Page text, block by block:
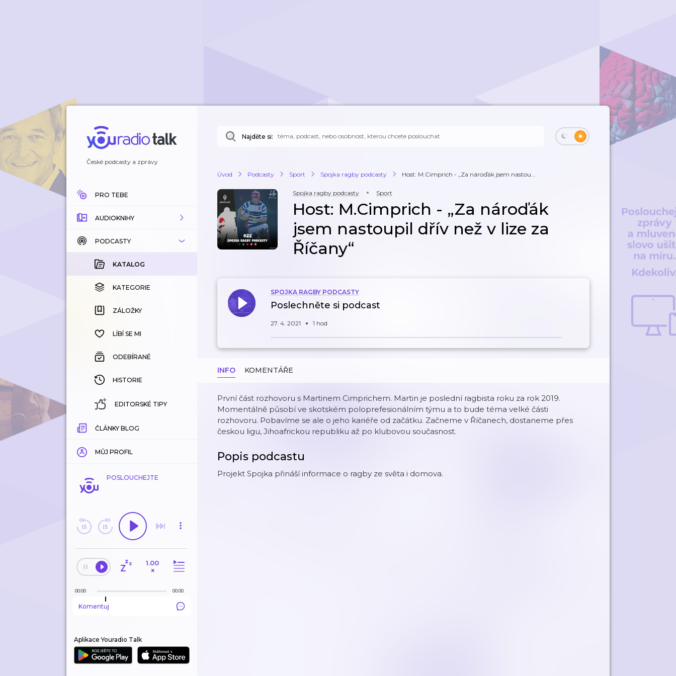
České podcasty a zprávy
PRO TEBE
AUDIOKNIHY
KATALOG
KOUPENÉ
KATEGORIE
ZÁLOŽKY
HISTORIE
PODCASTY
KATALOG
KATEGORIE
ZÁLOŽKY
LÍBÍ SE MI
ODEBÍRANÉ
HISTORIE
EDITORSKÉ TIPY
ČLÁNKY BLOG
MŮJ PROFIL
POSLOUCHEJTE
1.00
×
00:00 00:00
Komentuj
Aplikace Youradio Talk
Najděte si:
Úvod Podcasty Sport Spojka ragby podcasty Host: M.Cimprich - „Za nároďák jsem nastou...
Spojka ragby podcasty Sport
Host: M.Cimprich - „Za nároďák
jsem nastoupil dřív než v lize za
Říčany“
SPOJKA RAGBY PODCASTY
Poslechněte si podcast
27. 4. 2021 1 hod
INFO KOMENTÁŘE
První část rozhovoru s Martinem Cimprichem. Martin je poslední ragbista roku za rok 2019.
Momentálně působí ve skotském poloprefesionálním týmu a to bude téma velké části
rozhovoru. Pobavíme se ale o jeho kariéře od začátku. Začneme v Říčanech, dostaneme přes
českou ligu, Jihoafrickou republiku až po klubovou současnost.
Popis podcastu
Projekt Spojka přináší informace o ragby ze světa i domova.